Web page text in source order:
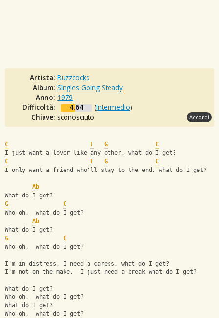
Artista: Buzzcocks
Album: Singles Going Steady
Anno: 1979
Difficoltà:
4.64 (Intermedio)
Chiave: sconosciuto Accordi
C F G
C
I just want a lover like any other, what do I get?
C
F G
C
I only want a friend who'll stay to the end, what do I get?
Ab
What do I get?
G
C
Who-oh,  what do I get?
Ab
What do I get?
G
C
Who-oh,  what do I get?
I'm in distress, I need a caress, what do I get?
I'm not on the make,  I just need a break what do I get?
What do I get?
Who-oh,  what do I get?
What do I get?
Who-oh,  what do I get?